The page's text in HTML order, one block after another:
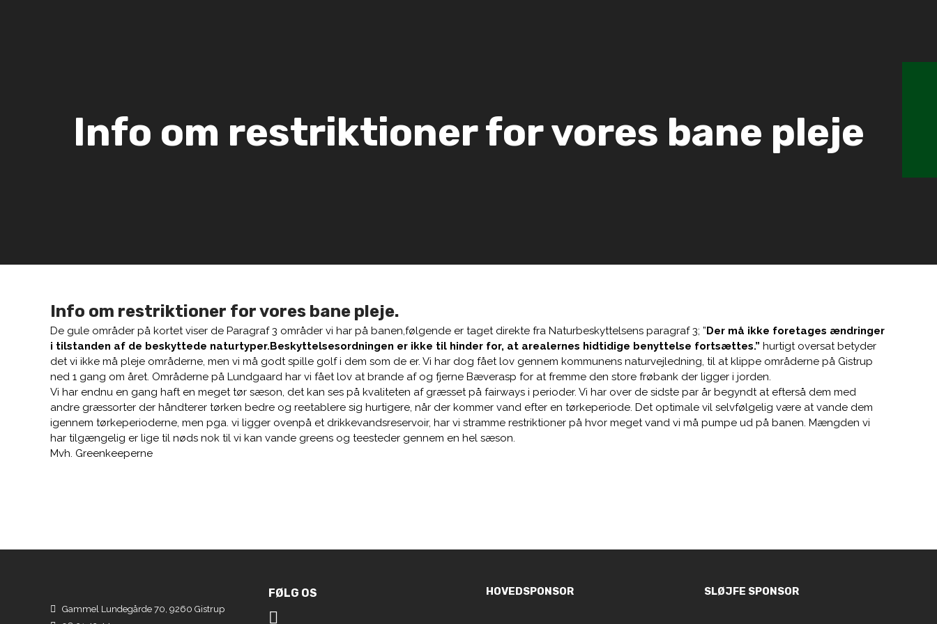
Info om restriktioner for vores bane pleje
Info om restriktioner for vores bane pleje.
De gule områder på kortet viser de Paragraf 3 områder vi har på banen,følgende er taget direkte fra Naturbeskyttelsens paragraf 3; ”Der må ikke foretages ændringer
i tilstanden af de beskyttede naturtyper.Beskyttelsesordningen er ikke til hinder for, at arealernes hidtidige benyttelse fortsættes.” hurtigt oversat betyder
det vi ikke må pleje områderne, men vi må godt spille golf i dem som de er. Vi har dog fået lov gennem kommunens naturvejledning, til at klippe områderne på Gistrup
ned 1 gang om året. Områderne på Lundgaard har vi fået lov at brande af og fjerne Bæverasp for at fremme den store frøbank der ligger i jorden.
Vi har endnu en gang haft en meget tør sæson, det kan ses på kvaliteten af græsset på fairways i perioder. Vi har over de sidste par år begyndt at efterså dem med
andre græssorter der håndterer tørken bedre og reetablere sig hurtigere, når der kommer vand efter en tørkeperiode. Det optimale vil selvfølgelig være at vande dem
igennem tørkeperioderne, men pga. vi ligger ovenpå et drikkevandsreservoir, har vi stramme restriktioner på hvor meget vand vi må pumpe ud på banen. Mængden vi
har tilgængelig er lige til nøds nok til vi kan vande greens og teesteder gennem en hel sæson.
Mvh. Greenkeeperne
Gammel Lundegårde 70, 9260 Gistrup
FØLG OS HOVEDSPONSOR SLØJFE SPONSOR